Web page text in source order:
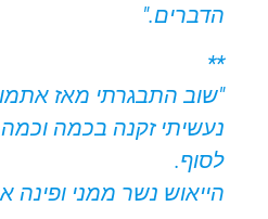
הדברים."
**
"שוב התבגרתי מאז
נעשיתי זקנה בכמה
לסוף.
הייאוש נשר ממני ופינה